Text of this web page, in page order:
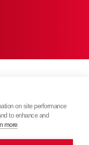
on site performance
to enhance and
more